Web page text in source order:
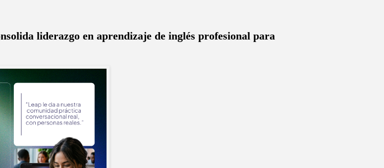
liderazgo en aprendizaje de inglés profesional para